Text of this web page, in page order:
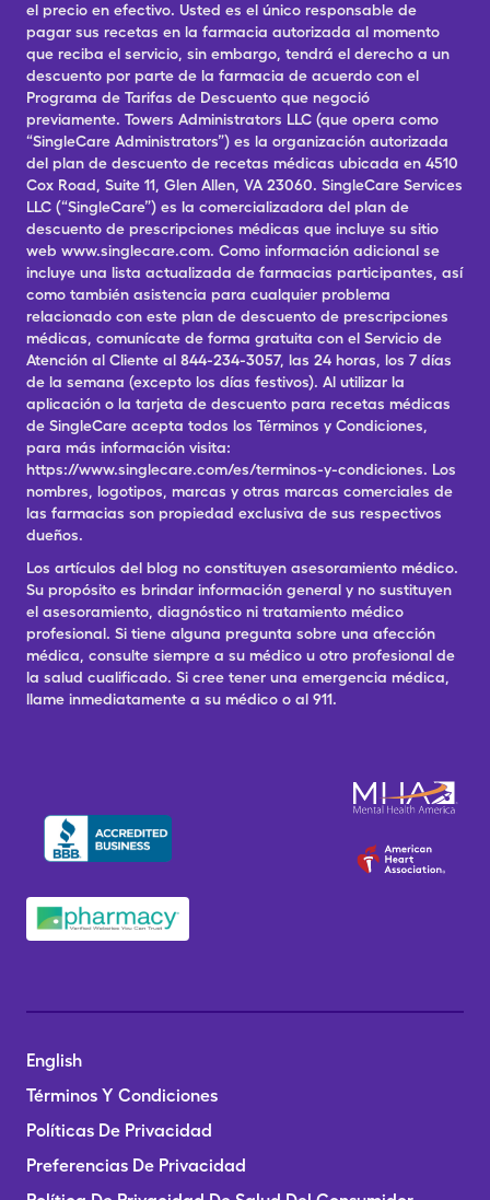
el precio en efectivo. Usted es el único responsable de
pagar sus recetas en la farmacia autorizada al momento
que reciba el servicio, sin embargo, tendrá el derecho a un
descuento por parte de la farmacia de acuerdo con el
Programa de Tarifas de Descuento que negoció
previamente. Towers Administrators LLC (que opera como
“SingleCare Administrators”) es la organización autorizada
del plan de descuento de recetas médicas ubicada en 4510
Cox Road, Suite 11, Glen Allen, VA 23060. SingleCare Services
LLC (“SingleCare”) es la comercializadora del plan de
descuento de prescripciones médicas que incluye su sitio
web www.singlecare.com. Como información adicional se
incluye una lista actualizada de farmacias participantes, así
como también asistencia para cualquier problema
relacionado con este plan de descuento de prescripciones
médicas, comunícate de forma gratuita con el Servicio de
Atención al Cliente al 844-234-3057, las 24 horas, los 7 días
de la semana (excepto los días festivos). Al utilizar la
aplicación o la tarjeta de descuento para recetas médicas
de SingleCare acepta todos los Términos y Condiciones,
para más información visita:
https://www.singlecare.com/es/terminos-y-condiciones. Los
nombres, logotipos, marcas y otras marcas comerciales de
las farmacias son propiedad exclusiva de sus respectivos
dueños.
Los artículos del blog no constituyen asesoramiento médico.
Su propósito es brindar información general y no sustituyen
el asesoramiento, diagnóstico ni tratamiento médico
profesional. Si tiene alguna pregunta sobre una afección
médica, consulte siempre a su médico u otro profesional de
la salud cualificado. Si cree tener una emergencia médica,
llame inmediatamente a su médico o al 911.
English
Términos Y Condiciones
Políticas De Privacidad
Preferencias De Privacidad